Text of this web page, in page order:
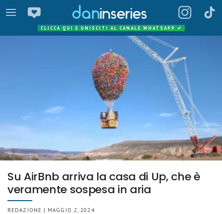
CLICCA QUI E UNISCITI AL CANALE WHATSAPP ✔
Su AirBnb arriva la casa di Up, che è
veramente sospesa in aria
REDAZIONE | MAGGIO 2, 2024